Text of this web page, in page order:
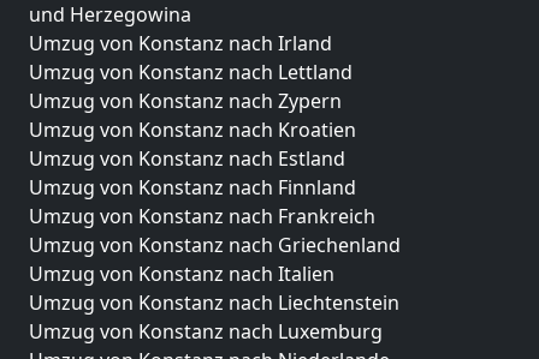
und Herzegowina
Umzug von Konstanz nach Irland
Umzug von Konstanz nach Lettland
Umzug von Konstanz nach Zypern
Umzug von Konstanz nach Kroatien
Umzug von Konstanz nach Estland
Umzug von Konstanz nach Finnland
Umzug von Konstanz nach Frankreich
Umzug von Konstanz nach Griechenland
Umzug von Konstanz nach Italien
Umzug von Konstanz nach Liechtenstein
Umzug von Konstanz nach Luxemburg